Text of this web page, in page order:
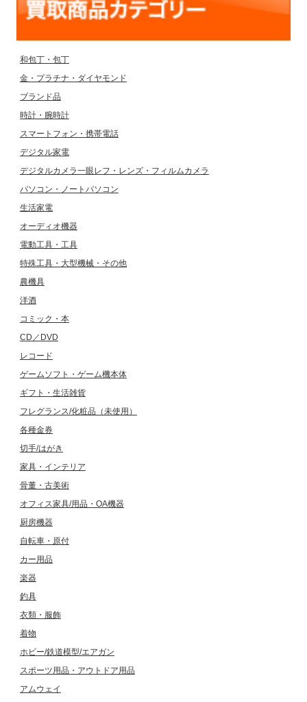
和包丁・包丁
金・プラチナ・ダイヤモンド
ブランド品
時計・腕時計
スマートフォン・携帯電話
デジタル家電
デジタルカメラ一眼レフ・レンズ・フィルムカメラ
パソコン・ノートパソコン
生活家電
オーディオ機器
電動工具・工具
特殊工具・大型機械・その他
農機具
洋酒
コミック・本
CD／DVD
レコード
ゲームソフト・ゲーム機本体
ギフト・生活雑貨
フレグランス/化粧品（未使用）
各種金券
切手/はがき
家具・インテリア
骨董・古美術
オフィス家具/用品・OA機器
厨房機器
自転車・原付
カー用品
楽器
釣具
衣類・服飾
着物
ホビー/鉄道模型/エアガン
スポーツ用品・アウトドア用品
アムウェイ